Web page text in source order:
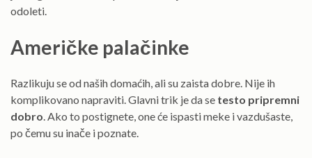
odoleti.
Američke palačinke
Razlikuju se od naših domaćih, ali su zaista dobre. Nije ih
komplikovano napraviti. Glavni trik je da se testo pripremni
dobro . Ako to postignete, one će ispasti meke i vazdušaste,
po čemu su inače i poznate.